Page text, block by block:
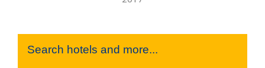
Search hotels and more...